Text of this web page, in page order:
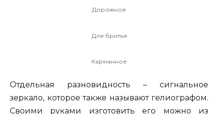
Дорожное
Для бритья
Карманное
Отдельная разновидность – сигнальное
зеркало, которое также называют гелиографом.
Своими руками изготовить его можно из